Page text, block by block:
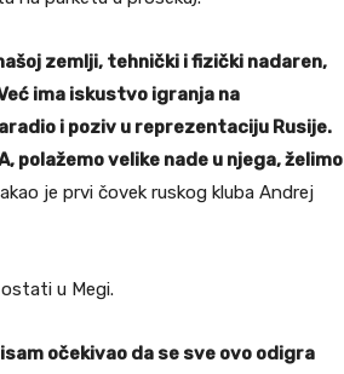
zemlji, tehnički i fizički nadaren,
ima iskustvo igranja na
i poziv u reprezentaciju Rusije.
polažemo velike nade u njega, želimo
je prvi čovek ruskog kluba Andrej
u Megi.
očekivao da se sve ovo odigra